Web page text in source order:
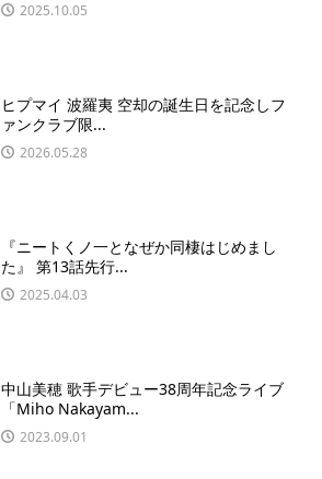
2025.10.05
ヒプマイ 波羅夷 空却の誕生日を記念しフ
ァンクラブ限...
2026.05.28
『ニートくノ一となぜか同棲はじめまし
た』 第13話先行...
2025.04.03
中山美穂 歌手デビュー38周年記念ライブ
「Miho Nakayam...
2023.09.01